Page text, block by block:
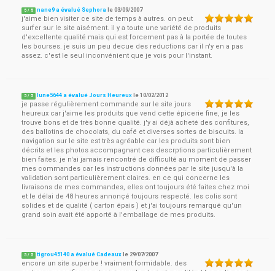
5 / 5 nane9 a évalué Sephora le03/09/2007
j'aime bien visiter ce site de temps à autres. on peut
surfer sur le site aisément. il y a toute une variété de produits
d'excellente qualité mais qui est forcement pas à la portée de toutes
les bourses. je suis un peu decue des reductions car il n'y en a pas
assez. c'est le seul inconvénient que je vois pour l'instant.
5 / 5 lune5644 a évalué Jours Heureux le10/02/2012
je passe régulièrement commande sur le site jours
heureux car j'aime les produits que vend cette épicerie fine, je les
trouve bons et de très bonne qualité. j'y ai déjà acheté des confitures,
des ballotins de chocolats, du café et diverses sortes de biscuits. la
navigation sur le site est très agréable car les produits sont bien
décrits et les photos accompagnant ces descrptions particulièrement
bien faites. je n'ai jamais rencontré de difficulté au moment de passer
mes commandes car les instructions données par le site jusqu'à la
validation sont particulièrement claires. en ce qui concerne les
livraisons de mes commandes, elles ont toujours été faites chez moi
et le délai de 48 heures annonçé toujours respecté. les colis sont
solides et de qualité ( carton épais ) et j'ai toujours remarqué qu'un
grand soin avait été apporté à l'emballage de mes produits.
5 / 5 tigrou45140 a évalué Cadeaux le 29/07/2007
encore un site superbe ! vraiment formidable. des